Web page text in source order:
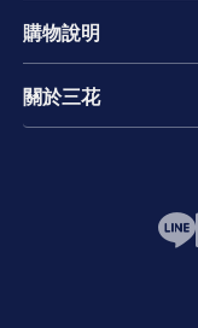
購物說明
關於三花